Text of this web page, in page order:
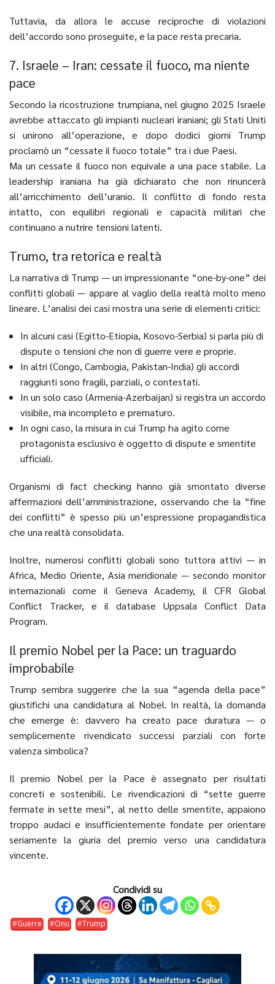
Tuttavia, da allora le accuse reciproche di violazioni
dell’accordo sono proseguite, e la pace resta precaria.
7. Israele – Iran: cessate il fuoco, ma niente
pace
Secondo la ricostruzione trumpiana, nel giugno 2025 Israele
avrebbe attaccato gli impianti nucleari iraniani; gli Stati Uniti
si unirono all’operazione, e dopo dodici giorni Trump
proclamò un “cessate il fuoco totale” tra i due Paesi.
Ma un cessate il fuoco non equivale a una pace stabile. La
leadership iraniana ha già dichiarato che non rinuncerà
all’arricchimento dell’uranio. Il conflitto di fondo resta
intatto, con equilibri regionali e capacità militari che
continuano a nutrire tensioni latenti.
Trumo, tra retorica e realtà
La narrativa di Trump — un impressionante “one-by-one” dei
conflitti globali — appare al vaglio della realtà molto meno
lineare. L’analisi dei casi mostra una serie di elementi critici:
In alcuni casi (Egitto-Etiopia, Kosovo-Serbia) si parla più di
dispute o tensioni che non di guerre vere e proprie.
In altri (Congo, Cambogia, Pakistan-India) gli accordi
raggiunti sono fragili, parziali, o contestati.
In un solo caso (Armenia-Azerbaijan) si registra un accordo
visibile, ma incompleto e prematuro.
In ogni caso, la misura in cui Trump ha agito come
protagonista esclusivo è oggetto di dispute e smentite
ufficiali.
Organismi di fact checking hanno già smontato diverse
affermazioni dell’amministrazione, osservando che la “fine
dei conflitti” è spesso più un’espressione propagandistica
che una realtà consolidata.
Inoltre, numerosi conflitti globali sono tuttora attivi — in
Africa, Medio Oriente, Asia meridionale — secondo monitor
internazionali come il Geneva Academy, il CFR Global
Conflict Tracker, e il database Uppsala Conflict Data
Program.
Il premio Nobel per la Pace: un traguardo
improbabile
Trump sembra suggerire che la sua “agenda della pace”
giustifichi una candidatura al Nobel. In realtà, la domanda
che emerge è: davvero ha creato pace duratura — o
semplicemente rivendicato successi parziali con forte
valenza simbolica?
Il premio Nobel per la Pace è assegnato per risultati
concreti e sostenibili. Le rivendicazioni di “sette guerre
fermate in sette mesi”, al netto delle smentite, appaiono
troppo audaci e insufficientemente fondate per orientare
seriamente la giuria del premio verso una candidatura
vincente.
Condividi su
Guerre Onu Trump